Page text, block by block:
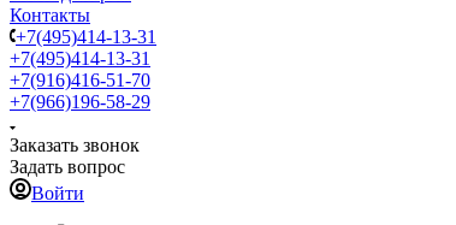
Контакты
+7(495)414-13-31
+7(495)414-13-31
+7(916)416-51-70
+7(966)196-58-29
Заказать звонок
Задать вопрос
Войти